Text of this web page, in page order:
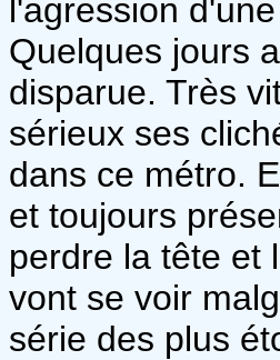
l'agression
Quelques jours
disparue. Très
sérieux ses
dans ce métro.
et toujours
perdre la tête et
vont se voir
série des plus